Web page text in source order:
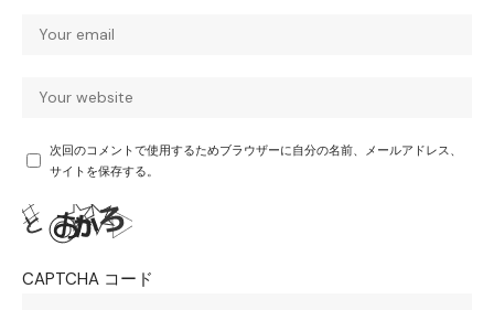
次回のコメントで使用するためブラウザーに自分の名前、メールアドレス、
サイトを保存する。
CAPTCHA コード